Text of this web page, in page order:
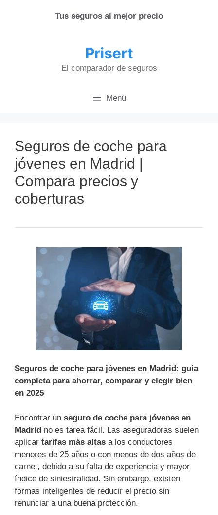
Tus seguros al mejor precio
Prisert
El comparador de seguros
Menú
Seguros de coche para
jóvenes en Madrid |
Compara precios y
coberturas
Seguros de coche para jóvenes en Madrid: guía
completa para ahorrar, comparar y elegir bien
en 2025
Encontrar un seguro de coche para jóvenes en
Madrid no es tarea fácil. Las aseguradoras suelen
aplicar tarifas más altas a los conductores
menores de 25 años o con menos de dos años de
carnet, debido a su falta de experiencia y mayor
índice de siniestralidad. Sin embargo, existen
formas inteligentes de reducir el precio sin
renunciar a una buena protección.